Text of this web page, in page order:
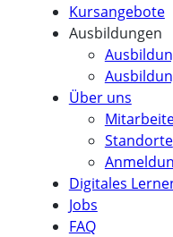
Kursangebote
Ausbildungen
Über uns
Standorte
Digitales
Jobs
FAQ